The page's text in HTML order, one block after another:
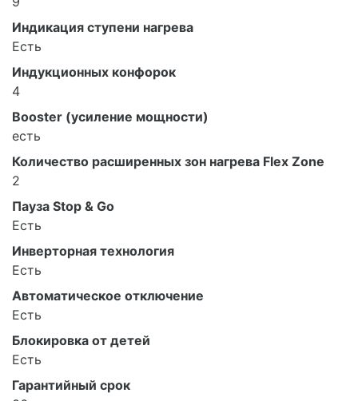
Индикация ступени нагрева
Есть
Индукционных конфорок
4
Booster (усиление мощности)
есть
Количество расширенных зон нагрева Flex Zone
2
Пауза Stop & Go
Есть
Инверторная технология
Есть
Автоматическое отключение
Есть
Блокировка от детей
Есть
Гарантийный срок